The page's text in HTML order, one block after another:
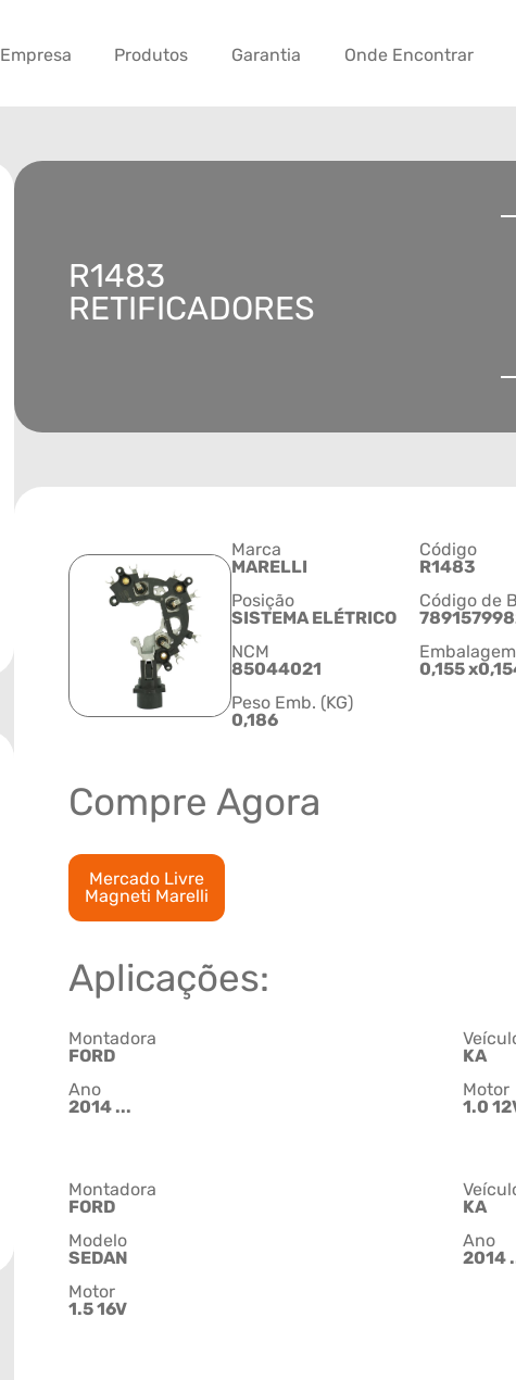
Empresa Produtos Garantia Onde Encontrar
R1483
RETIFICADORES
Marca
MARELLI
Código
R1483
Posição
SISTEMA ELÉTRICO
Código de
NCM
85044021
0,155
Peso Emb. (KG)
0,186
Compre Agora
Mercado Livre
Magneti Marelli
Aplicações:
Montadora
FORD
KA
Ano
2014 ...
Motor
1.0
Montadora
FORD
KA
Modelo
SEDAN
Ano
2014
Motor
1.5 16V